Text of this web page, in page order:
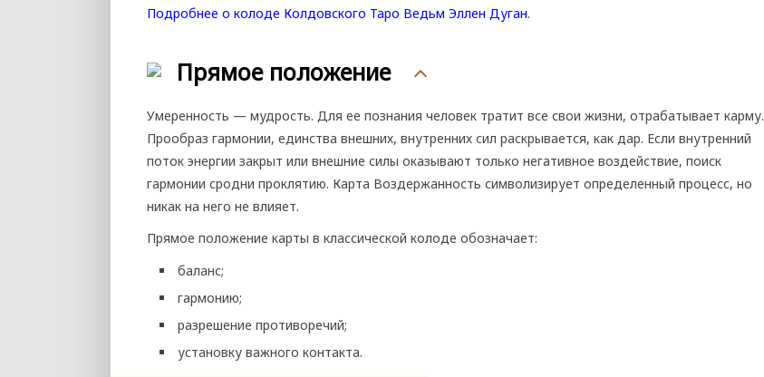
Подробнее о колоде Колдовского Таро Ведьм Эллен Дуган.
Прямое положение
Умеренность — мудрость. Для ее познания человек тратит все свои жизни, отрабатывает карму.
Прообраз гармонии, единства внешних, внутренних сил раскрывается, как дар. Если внутренний
поток энергии закрыт или внешние силы оказывают только негативное воздействие, поиск
гармонии сродни проклятию. Карта Воздержанность символизирует определенный процесс, но
никак на него не влияет.
Прямое положение карты в классической колоде обозначает:
баланс;
гармонию;
разрешение противоречий;
установку важного контакта.